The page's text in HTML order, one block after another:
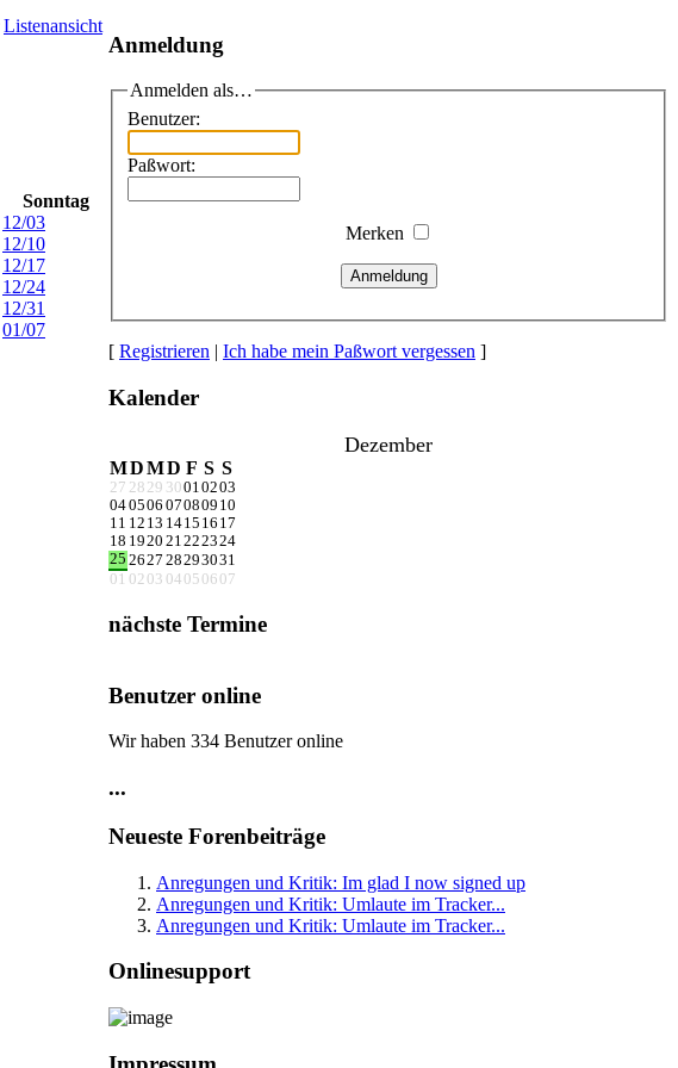
Listenansicht
Sonntag
12/03
12/10
12/17
12/24
12/31
01/07
Anmeldung
Anmelden als…
Benutzer:
Paßwort:
Merken
Anmeldung
[ Registrieren | Ich habe mein Paßwort vergessen ]
Kalender
Dezember
MDMD F S S
27 28 29 30010203
040506 070809 10
11 12 13 1415 16 17
18 1920 21222324
25 2627 28293031
01
02 03 04 05 06 07
nächste Termine
Benutzer online
Wir haben 334 Benutzer online
...
Neueste Forenbeiträge
Anregungen und Kritik: Im glad I now signed up
Anregungen und Kritik: Umlaute im Tracker...
Anregungen und Kritik: Umlaute im Tracker...
Onlinesupport